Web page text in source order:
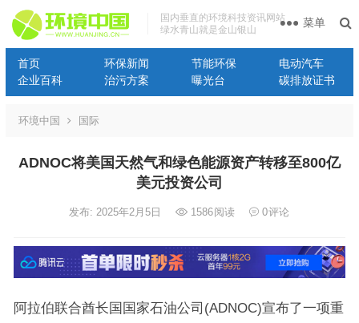
国内垂直的环境科技资讯网站
绿水青山就是金山银山
首页 环保新闻 节能环保
电动汽车
企业百科
治污方案 曝光台 碳排放证书
菜单
环境中国 国际
ADNOC将美国天然气和绿色能源资产转移至800亿
美元投资公司
发布: 2025年2月5日 1586阅读 0评论
阿拉伯联合酋长国国家石油公司(ADNOC)宣布了一项重